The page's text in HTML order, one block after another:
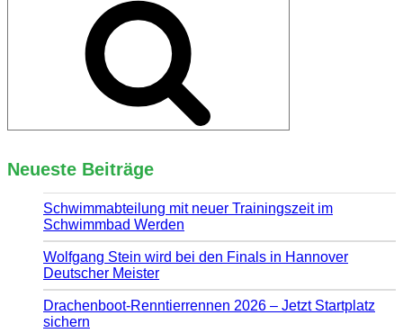
Neueste Beiträge
Schwimmabteilung mit neuer Trainingszeit im
Schwimmbad Werden
Wolfgang Stein wird bei den Finals in Hannover
Deutscher Meister
Drachenboot-Renntierrennen 2026 – Jetzt Startplatz
sichern